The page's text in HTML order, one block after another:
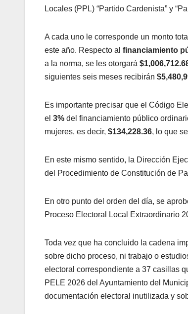
Locales (PPL) “Partido Cardenista” y
A cada uno le corresponde un monto
este año. Respecto al financiamiento
a la norma, se les otorgará
siguientes seis meses recibirán
Es importante precisar que el Código
el 3% del financiamiento público
mujeres, es decir, $134,228.36, lo que
En este mismo sentido, la Dirección
del Procedimiento de Constitución de
En otro punto del orden del día, se
Proceso Electoral Local Extraordinario
Toda vez que ha concluido la cadena
sobre dicho proceso, ni trabajo o
electoral correspondiente a 37 casillas
PELE 2026 del Ayuntamiento del
documentación electoral inutilizada y